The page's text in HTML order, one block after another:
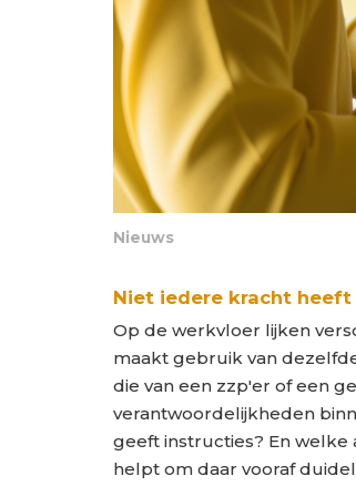
Nieuws
Niet iedere kracht
Op de werkvloer lijken
maakt gebruik van
die van een zzp'er of een
verantwoordelijkheden
geeft instructies? En
helpt om daar vooraf